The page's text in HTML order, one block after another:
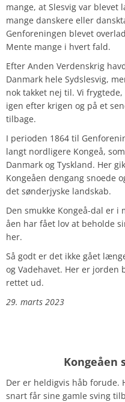
mange, at Slesvig var blevet
mange danskere eller
Genforeningen blevet
Mente mange i hvert fald.
Efter Anden Verdenskrig
Danmark hele Sydslesvig,
nok takket nej til. Vi
igen efter krigen og på et
tilbage.
I perioden 1864 til
langt nordligere Kongeå,
Danmark og Tyskland. Her
Kongeåen dengang snoede
det sønderjyske landskab.
Den smukke Kongeå-dal er
åen har fået lov at beholde
her.
Så godt er det ikke gået
og Vadehavet. Her er jorden
rettet ud.
29. marts 2023
Kongeåen
Der er heldigvis håb forude.
snart får sine gamle sving